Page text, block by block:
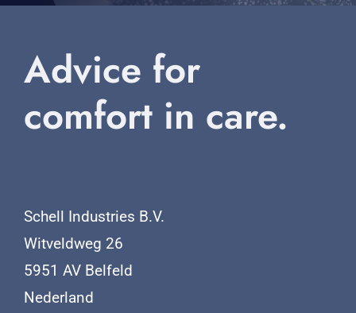
Advice for
comfort in care.
Schell Industries B.V.
Witveldweg 26
5951 AV Belfeld
Nederland